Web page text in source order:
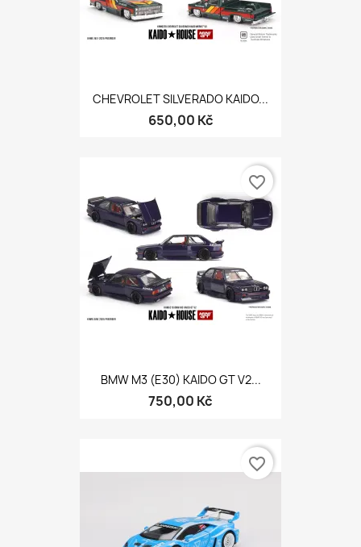
CHEVROLET SILVERADO KAIDO...
650,00 Kč
BMW M3 (E30) KAIDO GT V2...
750,00 Kč
favorite_border
favorite_border